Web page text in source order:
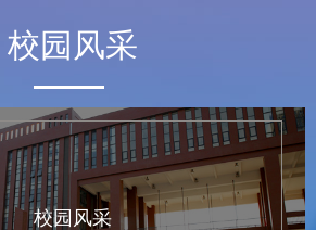
校园风采
校园风采